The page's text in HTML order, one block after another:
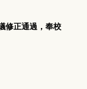
修正通過，奉校